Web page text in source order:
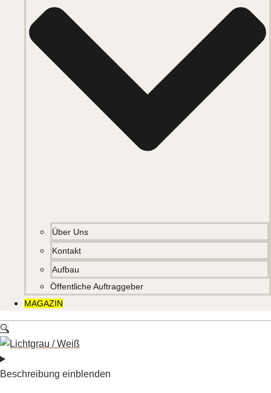
Über Uns
Kontakt
Aufbau
Öffentliche Auftraggeber
MAGAZIN
🔍
Beschreibung einblenden